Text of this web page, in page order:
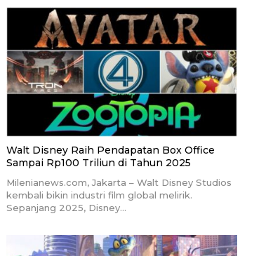
Walt Disney Raih Pendapatan Box Office
Sampai Rp100 Triliun di Tahun 2025
Milenianews.com, Jakarta – Walt Disney Studios
kembali bikin industri film global melirik.
Sepanjang 2025, Disney…